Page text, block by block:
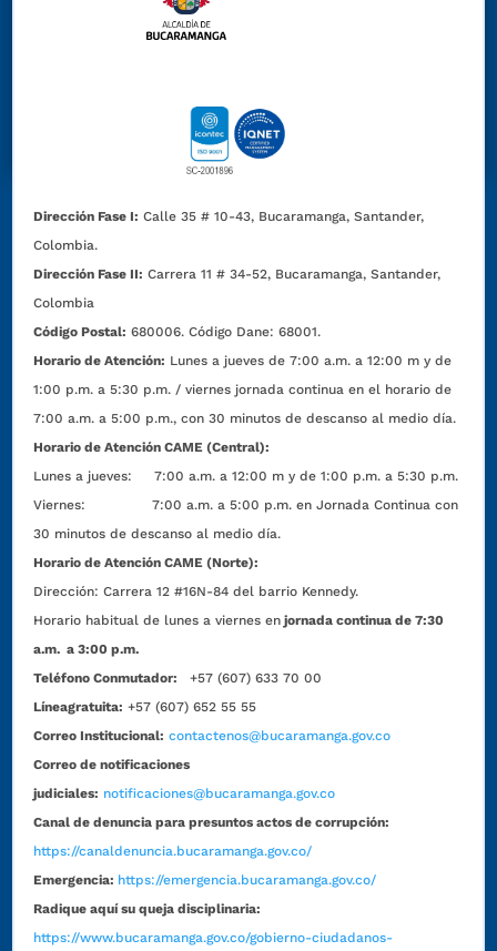
Dirección Fase I: Calle 35 # 10-43, Bucaramanga, Santander,
Colombia.
Dirección Fase II: Carrera 11 # 34-52, Bucaramanga, Santander,
Colombia
Código Postal: 680006. Código Dane: 68001.
Horario de Atención: Lunes a jueves de 7:00 a.m. a 12:00 m y de
1:00 p.m. a 5:30 p.m. / viernes jornada continua en el horario de
7:00 a.m. a 5:00 p.m., con 30 minutos de descanso al medio día.
Horario de Atención CAME (Central):
Lunes a jueves: 7:00 a.m. a 12:00 m y de 1:00 p.m. a 5:30 p.m.
Viernes: 7:00 a.m. a 5:00 p.m. en Jornada Continua con
30 minutos de descanso al medio día.
Horario de Atención CAME (Norte):
Dirección:Carrera 12 #16N-84 del barrio Kennedy.
Horario habitual de lunes a viernes en jornada continua de 7:30
a.m. a 3:00 p.m.
Teléfono Conmutador:
+57 (607) 633 70 00
Líneagratuita: +57 (607) 652 55 55
Correo Institucional: contactenos@bucaramanga.gov.co
Correo de notificaciones
judiciales: notificaciones@bucaramanga.gov.co
Canal de denuncia para presuntos actos de corrupción:
https://canaldenuncia.bucaramanga.gov.co/
Emergencia: https://emergencia.bucaramanga.gov.co/
Radique aquí su queja disciplinaria:
https://www.bucaramanga.gov.co/gobierno-ciudadanos-